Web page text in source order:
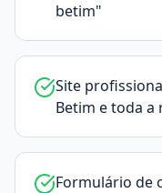
betim"
Site
Betim e toda a
Formulário de